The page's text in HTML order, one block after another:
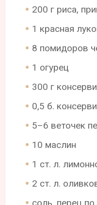
200 г риса,
1 красная
8 помидоров
1 огурец
300 г
0,5 б.
5–6 веточек
10 маслин
1 ст. л.
2 ст. л.